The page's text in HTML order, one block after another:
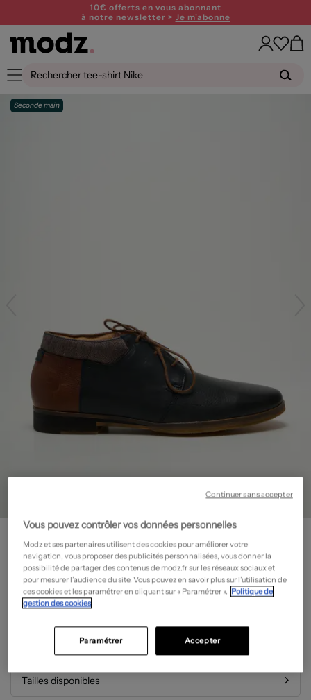
10€ offerts en vous abonnant
à notre newsletter > Je m'abonne
Seconde main
KOST
Bottines/Boots -Seconde main
70,00€
Prix neuf estimé : 140,00€ -50% ?
Guide des tailles
Tailles disponibles
Vous pouvez contrôler vos données personnelles
Modz et ses partenaires utilisent des cookies pour améliorer votre
navigation, vous proposer des publicités personnalisées, vous donner la
possibilité de partager des contenus de modz.fr sur les réseaux sociaux et
pour mesurer l’audience du site. Vous pouvez en savoir plus sur l’utilisation de
ces cookies et les paramétrer en cliquant sur « Paramétrer ». Politique de
gestion des cookies
Accepter
Paramétrer
Continuer sans accepter